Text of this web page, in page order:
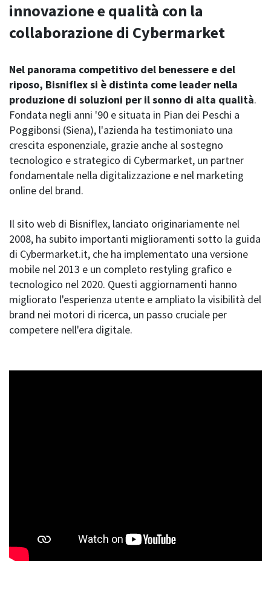
innovazione e qualità con la
collaborazione di Cybermarket
Nel panorama competitivo del benessere e del
riposo, Bisniflexsi è distinta come leader nella
produzione di soluzioni per il sonno di alta qualità.
Fondata negli anni '90 e situata in Pian dei Peschi a
Poggibonsi (Siena), l'azienda ha testimoniato una
crescita esponenziale, grazie anche al sostegno
tecnologico e strategico di Cybermarket, un partner
fondamentale nella digitalizzazione e nel marketing
online del brand.
Il sito web di Bisniflex, lanciato originariamente nel
2008, ha subito importanti miglioramenti sotto la guida
di Cybermarket.it, che ha implementato una versione
mobile nel 2013 e un completo restyling grafico e
tecnologico nel 2020. Questi aggiornamenti hanno
migliorato l'esperienza utente e ampliato la visibilità del
brand nei motori di ricerca, un passo cruciale per
competere nell'era digitale.